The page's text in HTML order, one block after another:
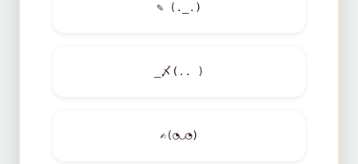
✎ (._.)
_〆(.. )
✍(◔◡◔)